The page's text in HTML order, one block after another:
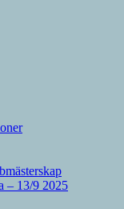
– 13/9 2025